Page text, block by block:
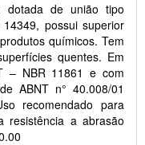
dotada de união tipo
possui superior
químicos. Tem
quentes. Em
– NBR 11861 e com
ABNT n° 40.008/01
recomendado para
resistência a abrasão